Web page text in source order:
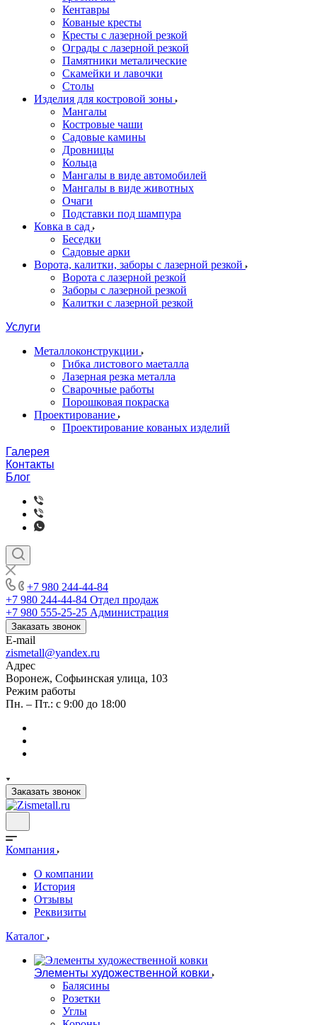
Кентавры
Кованые кресты
Кресты с лазерной резкой
Ограды с лазерной резкой
Памятники металические
Скамейки и лавочки
Столы
Изделия для костровой зоны
Мангалы
Костровые чаши
Садовые камины
Дровницы
Кольца
Мангалы в виде автомобилей
Мангалы в виде животных
Очаги
Подставки под шампура
Ковка в сад
Беседки
Садовые арки
Ворота, калитки, заборы с лазерной резкой
Ворота с лазерной резкой
Заборы с лазерной резкой
Калитки с лазерной резкой
Услуги
Металлоконструкции
Гибка листового маеталла
Лазерная резка металла
Сварочные работы
Порошковая покраска
Проектирование
Проектирование кованых изделий
Галерея
Контакты
Блог
+7 980 244-44-84
+7 980 244-44-84 Отдел продаж
+7 980 555-25-25 Администрация
Заказать звонок
E-mail
zismetall@yandex.ru
Адрес
Воронеж, Софьинская улица, 103
Режим работы
Пн. – Пт.: с 9:00 до 18:00
Заказать звонок
Компания
О компании
История
Отзывы
Реквизиты
Каталог
Элементы художественной ковки
Балясины
Розетки
Углы